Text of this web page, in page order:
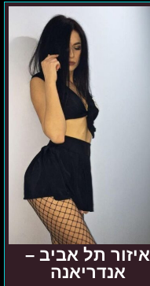
איזור תל אביב –
אנדריאנה
איזור
תל
אביב
–
אנדריאנה